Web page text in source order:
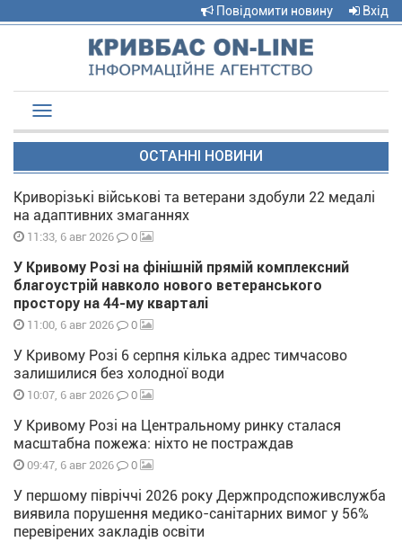
Повідомити новину Вхід
navigation
ОСТАННІ НОВИНИ
Криворізькі військові та ветерани здобули 22 медалі
на адаптивних змаганнях
11:33, 6 авг 2026 0
У Кривому Розі на фінішній прямій комплексний
благоустрій навколо нового ветеранського
простору на 44-му кварталі
11:00, 6 авг 2026 0
У Кривому Розі 6 серпня кілька адрес тимчасово
залишилися без холодної води
10:07, 6 авг 2026 0
У Кривому Розі на Центральному ринку сталася
масштабна пожежа: ніхто не постраждав
09:47, 6 авг 2026 0
У першому півріччі 2026 року Держпродспоживслужба
виявила порушення медико-санітарних вимог у 56%
перевірених закладів освіти